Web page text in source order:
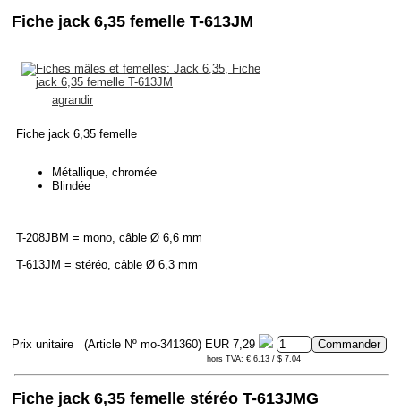
Fiche jack 6,35 femelle T-613JM
agrandir
Fiche jack 6,35 femelle
Métallique, chromée
Blindée
T-208JBM = mono, câble Ø 6,6 mm
T-613JM = stéréo, câble Ø 6,3 mm
Prix unitaire (Article Nº mo-341360) EUR 7,29
hors TVA: € 6.13 / $ 7.04
Fiche jack 6,35 femelle stéréo T-613JMG